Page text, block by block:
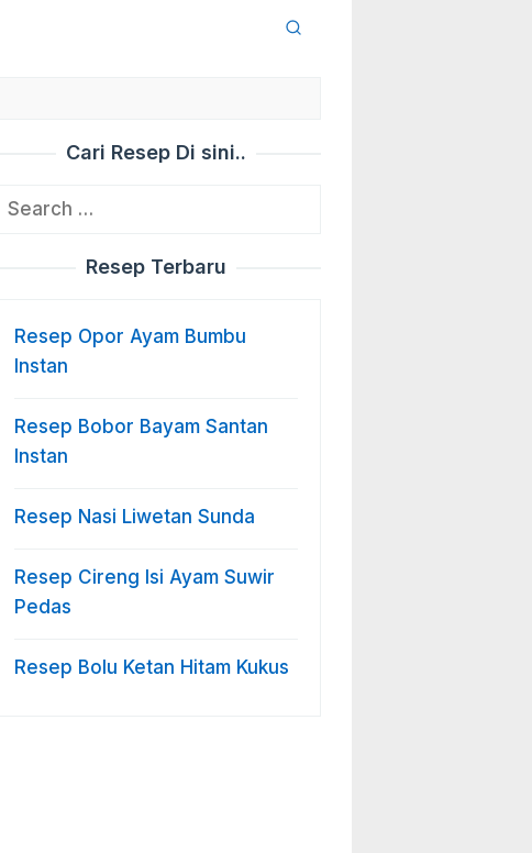
Cari Resep Di sini..
Search
Resep Terbaru
Resep Opor Ayam Bumbu
Instan
Resep Bobor Bayam Santan
Instan
Resep Nasi Liwetan Sunda
Resep Cireng Isi Ayam Suwir
Pedas
Resep Bolu Ketan Hitam Kukus